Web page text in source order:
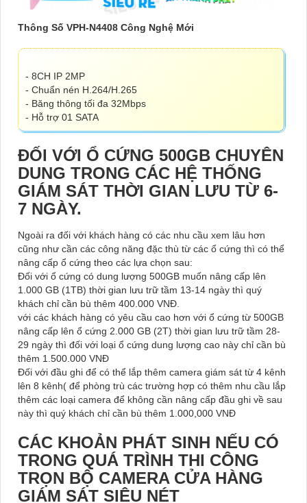
Thông Số VPH-N4408 Công Nghệ Mới
- 8CH IP 2MP
- Chuẩn nén H.264/H.265
- Băng thông tối đa 32Mbps
- Hỗ trợ 01 SATA
ĐỐI VỚI Ổ CỨNG 500GB CHUYÊN
DUNG TRONG CÁC HỆ THỐNG
GIÁM SÁT THỜI GIAN LƯU TỪ 6-
7 NGÀY.
Ngoài ra đối với khách hàng có các nhu cầu xem lâu hơn
cũng như cần các công năng đặc thù từ các ổ cứng thì có thể
nâng cấp ổ cứng theo các lựa chọn sau:
Đối với ổ cứng có dung lượng 500GB muốn nâng cấp lên
1.000 GB (1TB) thời gian lưu trữ tầm 13-14 ngày thì quý
khách chỉ cần bù thêm 400.000 VNĐ.
với các khách hàng có yêu cầu cao hơn với ổ cứng từ 500GB
nâng cấp lên ổ cứng 2.000 GB (2T) thời gian lưu trữ tầm 28-
29 ngày thì đối với loại ổ cứng dung lượng cao này chỉ cần bù
thêm 1.500.000 VNĐ
Đối với đầu ghi để có thể lắp thêm camera giám sát từ 4 kênh
lên 8 kênh( để phòng trù các trường hợp có thêm nhu cầu lắp
thêm các loại camera để không cần nâng cấp đầu ghi về sau
này thì quý khách chỉ cần bù thêm 1.000,000 VNĐ
CÁC KHOẢN PHÁT SINH NẾU CÓ
TRONG QUÁ TRÌNH THI CÔNG
TRỌN BỘ CAMERA CỬA HÀNG
GIÁM SÁT SIÊU NÉT